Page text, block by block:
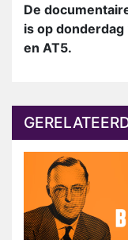
De
is op
en AT5.